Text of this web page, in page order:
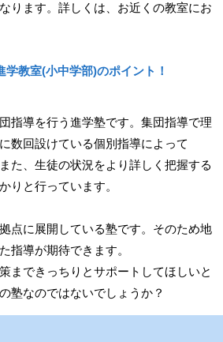
ります。詳しくは、お近くの教室にお
教室(小中学部)のポイント！
指導を行う進学塾です。集団指導で理
数回設けている個別指導によって
た、生徒の状況をより詳しく把握する
りと行っています。
点に展開している塾です。そのため地
指導が期待できます。
まできっちりとサポートしてほしいと
塾なのではないでしょうか？